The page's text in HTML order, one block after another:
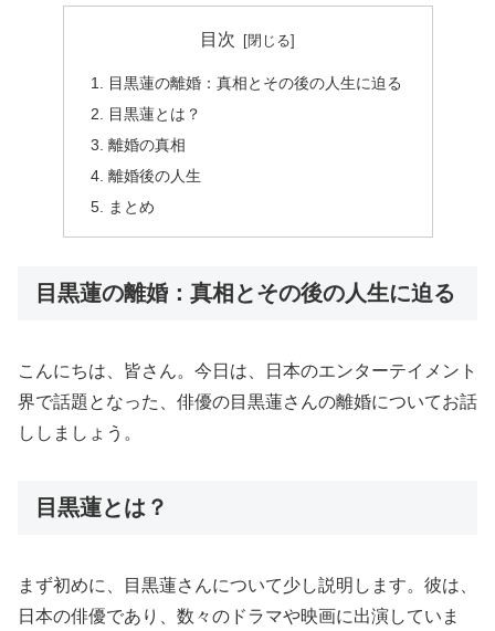
目次
目黒蓮の離婚：真相とその後の人生に迫る
目黒蓮とは？
離婚の真相
離婚後の人生
まとめ
目黒蓮の離婚：真相とその後の人生に迫る
こんにちは、皆さん。今日は、日本のエンターテイメント
界で話題となった、俳優の目黒蓮さんの離婚についてお話
ししましょう。
目黒蓮とは？
まず初めに、目黒蓮さんについて少し説明します。彼は、
日本の俳優であり、数々のドラマや映画に出演していま